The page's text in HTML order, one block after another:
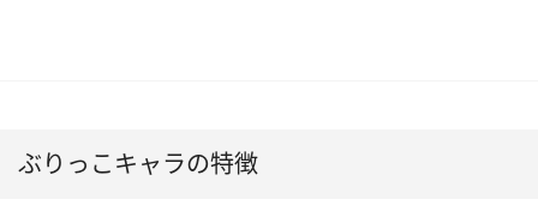
ぶりっこキャラの特徴